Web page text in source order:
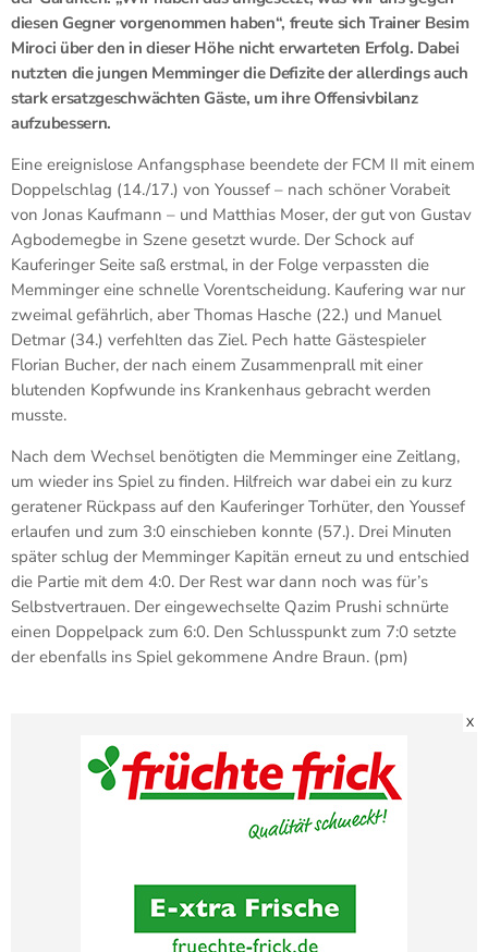
diesen Gegner vorgenommen haben“, freute sich Trainer Besim
Miroci über den in dieser Höhe nicht erwarteten Erfolg. Dabei
nutzten die jungen Memminger die Defizite der allerdings auch
stark ersatzgeschwächten Gäste, um ihre Offensivbilanz
aufzubessern.
Eine ereignislose Anfangsphase beendete der FCM II mit einem
Doppelschlag (14./17.) von Youssef – nach schöner Vorabeit
von Jonas Kaufmann – und Matthias Moser, der gut von Gustav
Agbodemegbe in Szene gesetzt wurde. Der Schock auf
Kauferinger Seite saß erstmal, in der Folge verpassten die
Memminger eine schnelle Vorentscheidung. Kaufering war nur
zweimal gefährlich, aber Thomas Hasche (22.) und Manuel
Detmar (34.) verfehlten das Ziel. Pech hatte Gästespieler
Florian Bucher, der nach einem Zusammenprall mit einer
blutenden Kopfwunde ins Krankenhaus gebracht werden
musste.
Nach dem Wechsel benötigten die Memminger eine Zeitlang,
um wieder ins Spiel zu finden. Hilfreich war dabei ein zu kurz
geratener Rückpass auf den Kauferinger Torhüter, den Youssef
erlaufen und zum 3:0 einschieben konnte (57.). Drei Minuten
später schlug der Memminger Kapitän erneut zu und entschied
die Partie mit dem 4:0. Der Rest war dann noch was für’s
Selbstvertrauen. Der eingewechselte Qazim Prushi schnürte
einen Doppelpack zum 6:0. Den Schlusspunkt zum 7:0 setzte
der ebenfalls ins Spiel gekommene Andre Braun. (pm)
X